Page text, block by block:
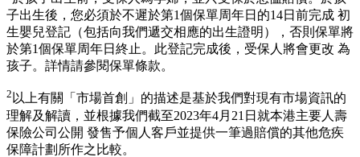
子出生後，您必須於不遲於第1個保單周年日的14日前完成 初
生嬰兒登記（包括向我們遞交相應的出生證明），否則保單將
於第1個保單周年日終止。此登記完成後，受保人將會更改 為
孩子。詳情請參閱保單條款。
2以上有關「市場首創」的描述是基於我們對現有市場資訊的
理解及解讀，並根據我們截至2023年4月21日就本港主要人壽
保險公司公開 發售予個人客戶並提供一筆過賠償的其他危疾
保障計劃所作之比較。